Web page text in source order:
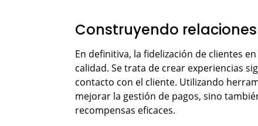
Construyendo
En definitiva, la fidelización de clientes
calidad. Se trata de crear experiencias
contacto con el cliente. Utilizando
mejorar la gestión de pagos, sino
recompensas eficaces.